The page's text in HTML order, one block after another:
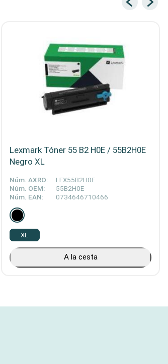
Lexmark Tóner 55 B2 H0E / 55B2H0E
Negro XL
Núm. AXRO:
LEX55B2H0E
Núm. OEM:
55B2H0E
Núm. EAN:
0734646710466
XL
A la cesta